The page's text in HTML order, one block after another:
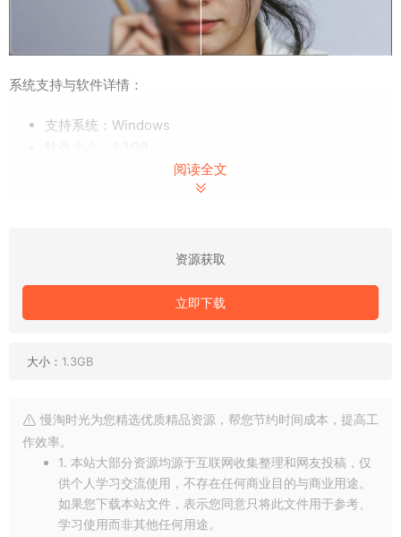
系统支持与软件详情：
支持系统：Windows
KlearMax v1.2.1凭借其强大的AI图像增效功能，为用户提供了一
阅读全文
资源获取
立即下载
大小： 1.3GB
慢淘时光为您精选优质精品资源，帮您节约时间成本，提高工
作效率。
1. 本站大部分资源均源于互联网收集整理和网友投稿，仅
供个人学习交流使用，不存在任何商业目的与商业用途。
如果您下载本站文件，表示您同意只将此文件用于参考、
学习使用而非其他任何用途。